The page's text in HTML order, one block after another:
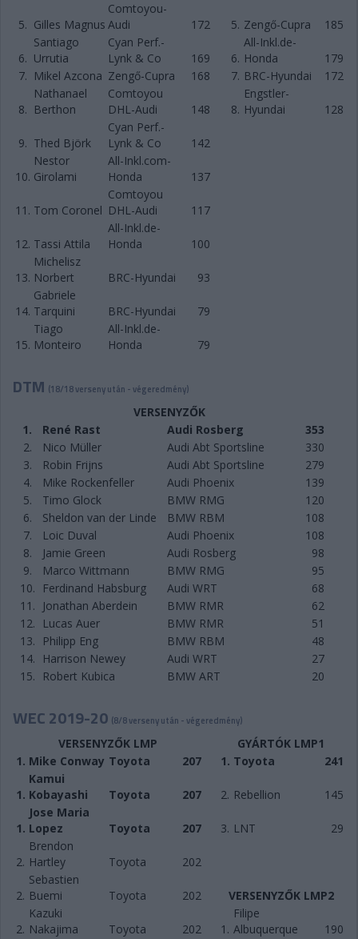
5. Gilles Magnus
Comtoyou-
Audi
172 5. Zengő-Cupra 185
6.
Santiago
Urrutia
Cyan Perf.-
Lynk & Co
169 6.
All-Inkl.de-
Honda
179
7. Mikel Azcona Zengő-Cupra 168 7. BRC-Hyundai 172
8.
Nathanael
Berthon
Comtoyou
DHL-Audi
148 8.
Engstler-
Hyundai
128
9. Thed Björk
Cyan Perf.-
Lynk & Co
142
10.
Nestor
Girolami
All-Inkl.com-
Honda
137
11. Tom Coronel
Comtoyou
DHL-Audi
117
12. Tassi Attila
All-Inkl.de-
Honda
100
13.
Michelisz
Norbert
BRC-Hyundai 93
14.
Gabriele
Tarquini
BRC-Hyundai 79
15.
Tiago
Monteiro
All-Inkl.de-
Honda
79
DTM (18/18 verseny után - végeredmény)
VERSENYZŐK
1.
René Rast Audi Rosberg
353
2.
Nico Müller Audi Abt Sportsline
330
3.
Robin Frijns Audi Abt Sportsline
279
4.
Mike Rockenfeller Audi Phoenix
139
5.
Timo Glock BMW RMG
120
6.
Sheldon van der Linde BMW RBM
108
7.
Loic Duval Audi Phoenix
108
8.
Jamie Green Audi Rosberg
98
9.
Marco Wittmann BMW RMG
95
10.
Ferdinand Habsburg Audi WRT
68
11.
Jonathan Aberdein BMW RMR
62
12.
Lucas Auer BMW RMR
51
13.
Philipp Eng BMW RBM
48
14.
Harrison Newey Audi WRT
27
15.
Robert Kubica BMW ART 20
WEC 2019-20 (8/8 verseny után - végeredmény)
VERSENYZŐK LMP
GYÁRTÓK LMP1
1. Mike Conway Toyota 207 1. Toyota 241
1.
Kamui
Kobayashi
Toyota 207 2. Rebellion 145
1.
Jose Maria
Lopez
Toyota 207 3. LNT 29
2.
Brendon
Hartley
Toyota 202
2.
Sebastien
Buemi
Toyota 202 VERSENYZŐK LMP2
2.
Kazuki
Nakajima
Toyota 202 1.
Filipe
Albuquerque
190